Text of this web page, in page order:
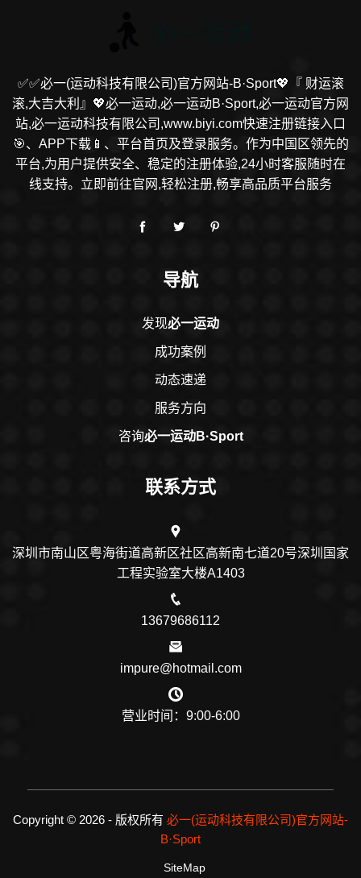
✅✅必一(运动科技有限公司)官方网站-B·Sport💖『 财运滚
滚,大吉大利』💖必一运动,必一运动B·Sport,必一运动官方网
站,必一运动科技有限公司,www.biyi.com快速注册链接入口
🎯、APP下载📱、平台首页及登录服务。作为中国区领先的
平台,为用户提供安全、稳定的注册体验,24小时客服随时在
线支持。立即前往官网,轻松注册,畅享高品质平台服务
导航
发现必一运动
成功案例
动态速递
服务方向
咨询必一运动B·Sport
联系方式
深圳市南山区粤海街道高新区社区高新南七道20号深圳国家
工程实验室大楼A1403
13679686112
impure@hotmail.com
营业时间：9:00-6:00
Copyright © 2026 - 版权所有 必一(运动科技有限公司)官方网站-
B·Sport
SiteMap